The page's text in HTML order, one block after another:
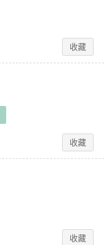
收藏
收藏
收藏